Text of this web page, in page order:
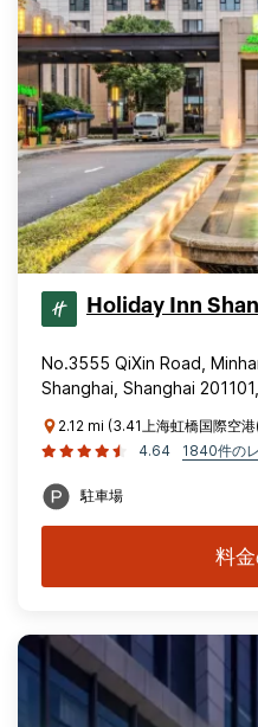
Holiday Inn
No.3555 QiXin Road,
Shanghai, Shanghai
2.12 mi (3.41上海虹橋国際空
4.64
1840件の
駐車場
料